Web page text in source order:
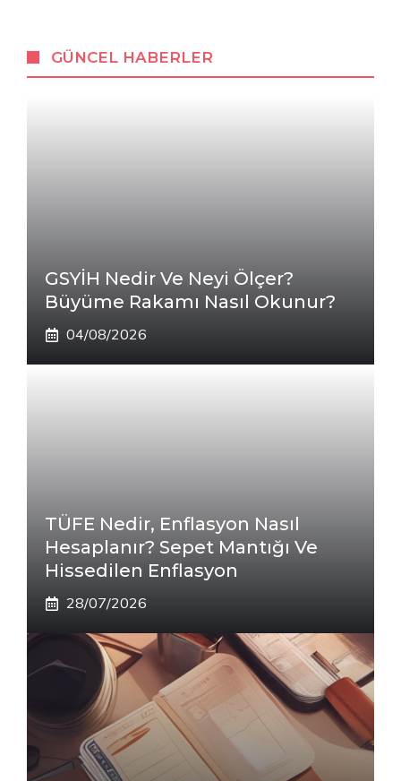
GÜNCEL HABERLER
GSYİH Nedir Ve Neyi Ölçer?
Büyüme Rakamı Nasıl Okunur?
04/08/2026
TÜFE Nedir, Enflasyon Nasıl
Hesaplanır? Sepet Mantığı Ve
Hissedilen Enflasyon
28/07/2026